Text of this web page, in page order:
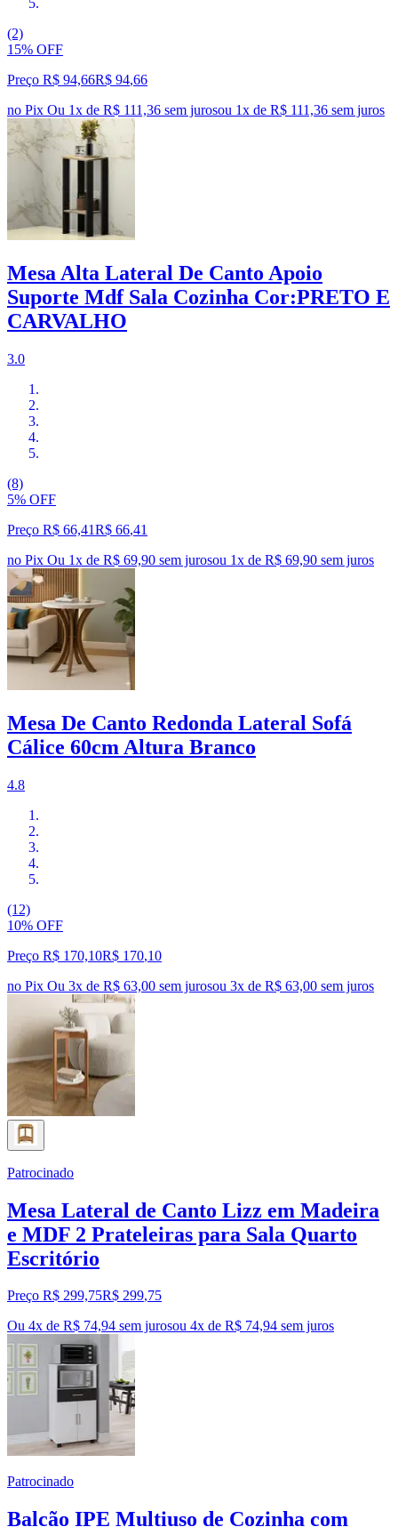
(2)
15% OFF
Preço R$ 94,66R$ 94,66
no Pix Ou 1x de R$ 111,36 sem jurosou 1x de R$ 111,36 sem juros
Mesa Alta Lateral De Canto Apoio
Suporte Mdf Sala Cozinha Cor:PRETO E
CARVALHO
3.0
(8)
5% OFF
Preço R$ 66,41R$ 66,41
no Pix Ou 1x de R$ 69,90 sem jurosou 1x de R$ 69,90 sem juros
Mesa De Canto Redonda Lateral Sofá
Cálice 60cm Altura Branco
4.8
(12)
10% OFF
Preço R$ 170,10R$ 170,10
no Pix Ou 3x de R$ 63,00 sem jurosou 3x de R$ 63,00 sem juros
Patrocinado
Mesa Lateral de Canto Lizz em Madeira
e MDF 2 Prateleiras para Sala Quarto
Escritório
Preço R$ 299,75R$ 299,75
Ou 4x de R$ 74,94 sem jurosou 4x de R$ 74,94 sem juros
Patrocinado
Balcão IPE Multiuso de Cozinha com